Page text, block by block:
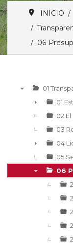
INICIO
06
01
►
01
02
03
►
04
05
06